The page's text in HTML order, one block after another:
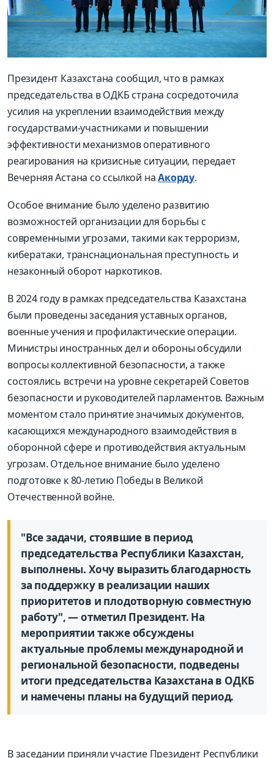
Президент Казахстана сообщил, что в рамках
председательства в ОДКБ страна сосредоточила
усилия на укреплении взаимодействия между
государствами-участниками и повышении
эффективности механизмов оперативного
реагирования на кризисные ситуации, передает
Вечерняя Астана со ссылкой наАкорду.
Особое внимание было уделено развитию
возможностей организации для борьбы с
современными угрозами, такими как терроризм,
кибератаки, транснациональная преступность и
незаконный оборот наркотиков.
В 2024 году в рамках председательства Казахстана
были проведены заседания уставных органов,
военные учения и профилактические операции.
Министры иностранных дел и обороны обсудили
вопросы коллективной безопасности, а также
состоялись встречи на уровне секретарей Советов
безопасности и руководителей парламентов. Важным
моментом стало принятие значимых документов,
касающихся международного взаимодействия в
оборонной сфере и противодействия актуальным
угрозам. Отдельное внимание было уделено
подготовке к 80-летию Победы в Великой
Отечественной войне.
"Все задачи, стоявшие в период
председательства Республики Казахстан,
выполнены. Хочу выразить благодарность
за поддержку в реализации наших
приоритетов и плодотворную совместную
работу", — отметил Президент. На
мероприятии также обсуждены
актуальные проблемы международной и
региональной безопасности, подведены
итоги председательства Казахстана в ОДКБ
и намечены планы на будущий период.
В заседании приняли участие Президент Республики